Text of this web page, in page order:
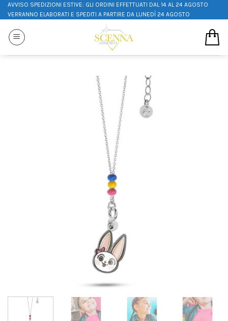
AVVISO SPEDIZIONI ESTIVE: GLI ORDINI EFFETTUATI DAL 14 AL 24 AGOSTO
VERRANNO ELABORATI E SPEDITI A PARTIRE DA LUNEDÌ 24 AGOSTO